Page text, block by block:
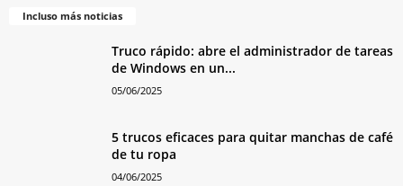
Incluso más noticias
Truco rápido: abre el administrador de tareas
de Windows en un...
05/06/2025
5 trucos eficaces para quitar manchas de café
de tu ropa
04/06/2025